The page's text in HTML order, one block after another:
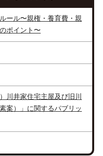
ール〜親権・養育費・親
ポイント〜
川井家住宅主屋及び旧川
案）」に関するパブリッ